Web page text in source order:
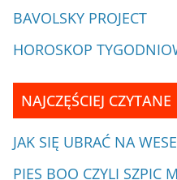
BAVOLSKY PROJECT
HOROSKOP
NAJCZĘŚCIEJ CZYTANE
JAK SIĘ UBRAĆ NA
PIES BOO CZYLI SZPIC